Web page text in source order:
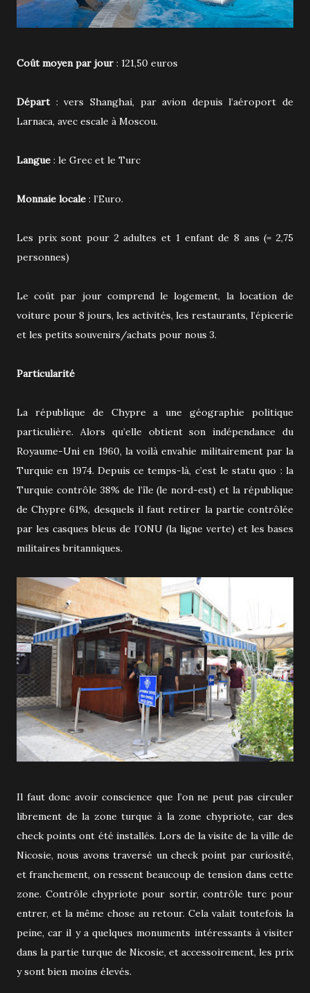
Coût moyen par jour : 121,50 euros
Départ: vers Shanghai, par avion depuis l’aéroport de
Larnaca, avec escale à Moscou.
Langue : le Grec et le Turc
Monnaie locale : l’Euro.
Les prix sont pour 2 adultes et 1 enfant de 8 ans (= 2,75
personnes)
Le coût par jour comprend le logement, la location de
voiture pour 8 jours, les activités, les restaurants, l’épicerie
et les petits souvenirs/achats pour nous 3.
Particularité
La république de Chypre a une géographie politique
particulière. Alors qu’elle obtient son indépendance du
Royaume-Uni en 1960, la voilà envahie militairement par la
Turquie en 1974. Depuis ce temps-là, c’est le statu quo : la
Turquie contrôle 38% de l’île (le nord-est) et la république
de Chypre 61%, desquels il faut retirer la partie contrôlée
par les casques bleus de l’ONU (la ligne verte) et les bases
militaires britanniques.
Il faut donc avoir conscience que l’on ne peut pas circuler
librement de la zone turque à la zone chypriote, car des
check points ont été installés. Lors de la visite de la ville de
Nicosie, nous avons traversé un check point par curiosité,
et franchement, on ressent beaucoup de tension dans cette
zone. Contrôle chypriote pour sortir, contrôle turc pour
entrer, et la même chose au retour. Cela valait toutefois la
peine, car il y a quelques monuments intéressants à visiter
dans la partie turque de Nicosie, et accessoirement, les prix
y sont bien moins élevés.